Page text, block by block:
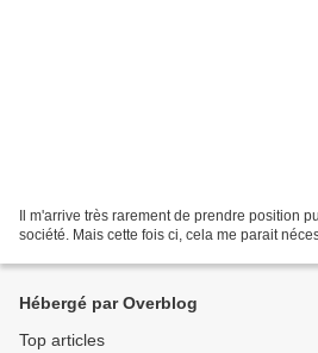
Il m'arrive très rarement de prendre position
société. Mais cette fois ci, cela me parait
Hébergé par Overblog
Top articles